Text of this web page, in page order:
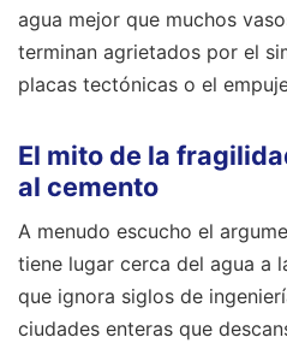
agua mejor que muchos
terminan agrietados por el
placas tectónicas o el
El mito de la
al cemento
A menudo escucho el
tiene lugar cerca del agua a
que ignora siglos de
ciudades enteras que